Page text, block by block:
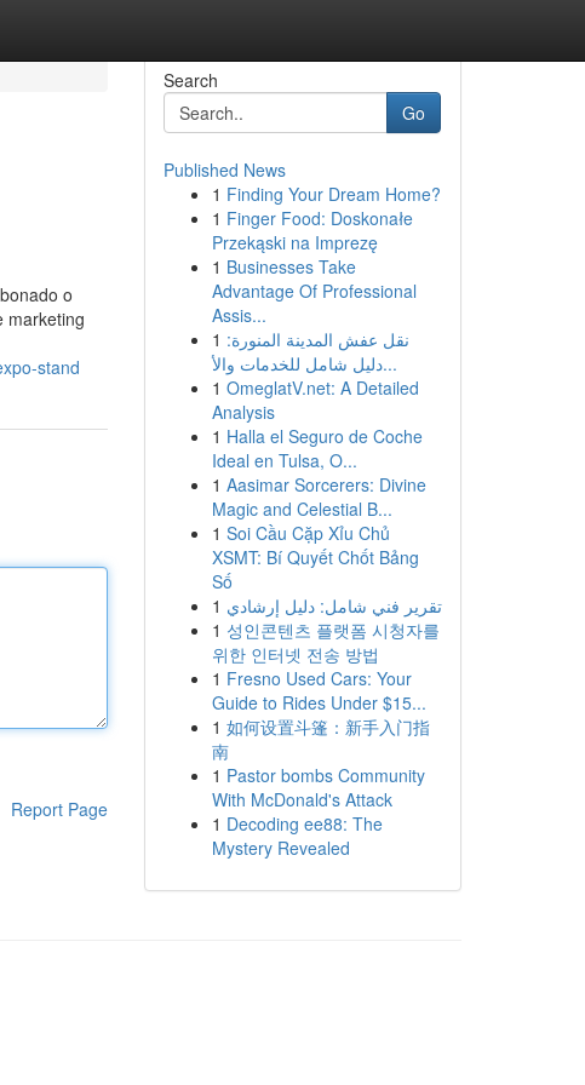
o
marketing
stand
Report Page
Search
Go
Published News
1 Finding Your Dream Home?
1 Finger Food: Doskonałe
Przekąski na Imprezę
1 Businesses Take
Advantage Of Professional
Assis...
1 نقل عفش المدينة المنورة:
دليل شامل للخدمات والأ...
1 OmeglatV.net: A Detailed
Analysis
1 Halla el Seguro de Coche
Ideal en Tulsa, O...
1 Aasimar Sorcerers: Divine
Magic and Celestial B...
1 Soi Cầu Cặp Xỉu Chủ
XSMT: Bí Quyết Chốt Bảng
Số
1 تقرير فني شامل: دليل إرشادي
1 성인콘텐츠 플랫폼 시청자를
위한 인터넷 전송 방법
1 Fresno Used Cars: Your
Guide to Rides Under $15...
1 如何设置斗篷：新手入门指
南
1 Pastor bombs Community
With McDonald's Attack
1 Decoding ee88: The
Mystery Revealed